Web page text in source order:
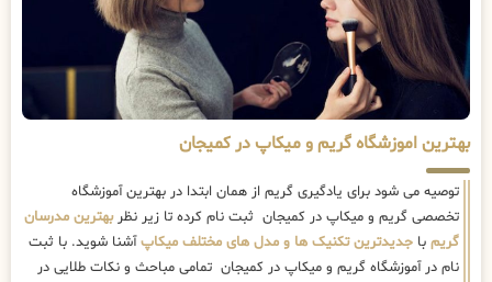
بهترین اموزشگاه گریم و میکاپ در کمیجان
توصیه می شود برای یادگیری گریم از همان ابتدا در بهترین آموزشگاه
تخصصی گریم و میکاپ در کمیجان ثبت نام کرده تا زیر نظربهترین مدرسان
گریم با جدیدترین تکنیک ها و مدل های مختلف میکاپآشنا شوید. با ثبت
نام در آموزشگاه گریم و میکاپ در کمیجان تمامی مباحث و نکات طلایی در